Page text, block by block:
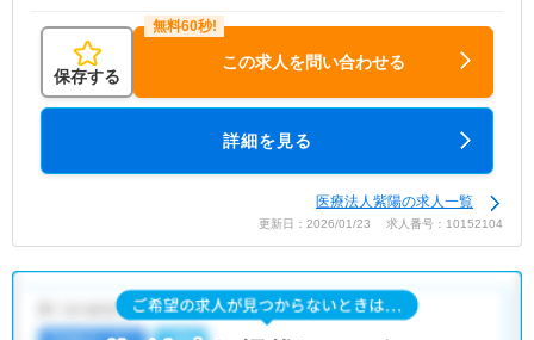
保存する
この求人を問い合わせる
詳細を見る
医療法人紫陽の求人一覧
更新日：2026/01/23 求人番号：10152104